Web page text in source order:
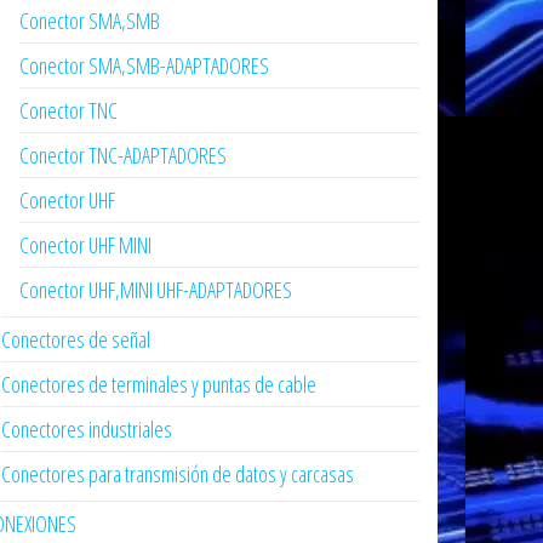
Conector SMA,SMB
Conector SMA,SMB-ADAPTADORES
Conector TNC
Conector TNC-ADAPTADORES
Conector UHF
Conector UHF MINI
Conector UHF,MINI UHF-ADAPTADORES
Conectores de señal
Conectores de terminales y puntas de cable
Conectores industriales
Conectores para transmisión de datos y carcasas